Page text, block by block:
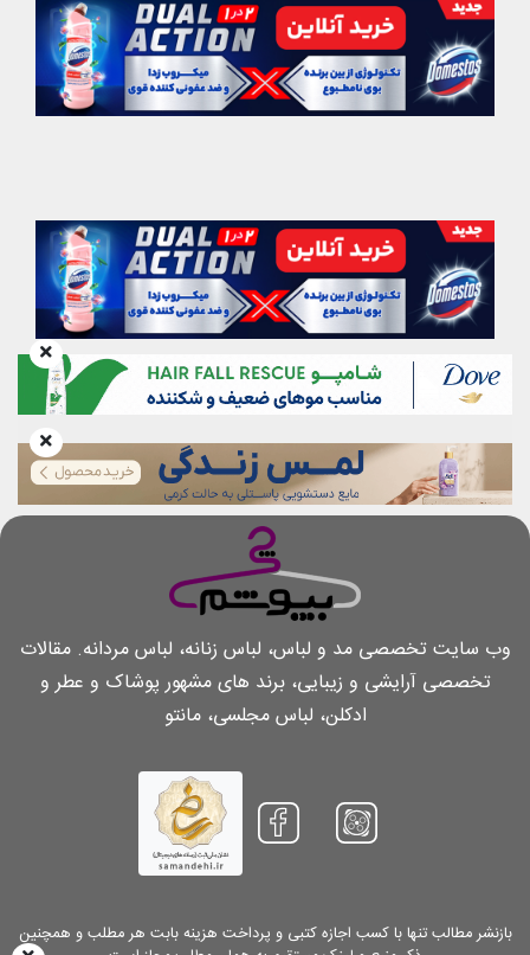
وب سایت تخصصی مد و لباس، لباس زنانه، لباس مردانه. مقالات
تخصصی آرایشی و زیبایی، برند های مشهور پوشاک و عطر و
ادکلن، لباس مجلسی، مانتو
بازنشر مطالب تنها با کسب اجازه کتبی و پرداخت هزینه بابت هر مطلب و همچنین